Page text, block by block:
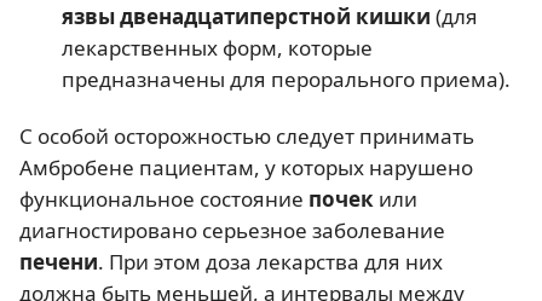
язвы двенадцатиперстной кишки (для
лекарственных форм, которые
предназначены для перорального приема).
С особой осторожностью следует принимать
Амбробене пациентам, у которых нарушено
функциональное состояние почек или
диагностировано серьезное заболевание
печени. При этом доза лекарства для них
должна быть меньшей, а интервалы между